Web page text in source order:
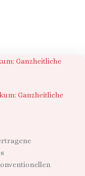
Ganzheitliche